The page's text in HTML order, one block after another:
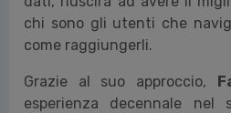
chi sono gli utenti che
come raggiungerli.
Grazie al suo approccio,
esperienza decennale